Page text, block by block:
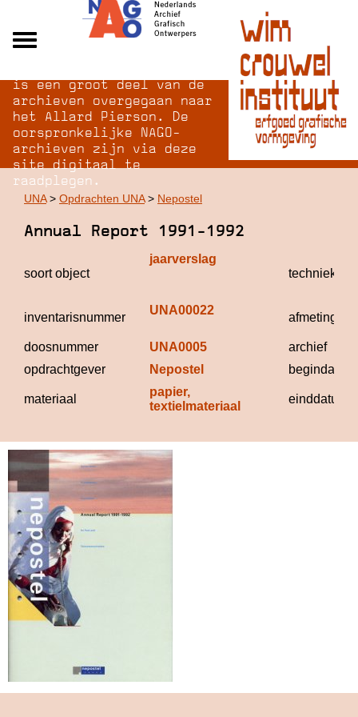
Over NAGO
Over WCI
Inloggen
is een groot deel van de
archieven overgegaan naar
het Allard Pierson. De
oorspronkelijke NAGO-
archieven zijn via deze
site digitaal te
raadplegen.
UNA> Opdrachten UNA> Nepostel
Annual Report 1991-1992
soort object
jaarverslag
techniek
inventarisnummer
UNA00022
afmetingen
doosnummer UNA0005
archief
opdrachtgever
Nepostel begindatum
materiaal
papier,
textielmateriaal
einddatum